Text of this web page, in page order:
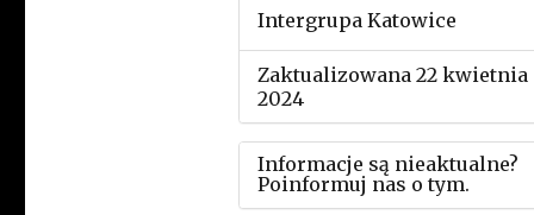
Intergrupa Katowice
Zaktualizowana 22 kwietnia
2024
Informacje są nieaktualne?
Poinformuj nas o tym.